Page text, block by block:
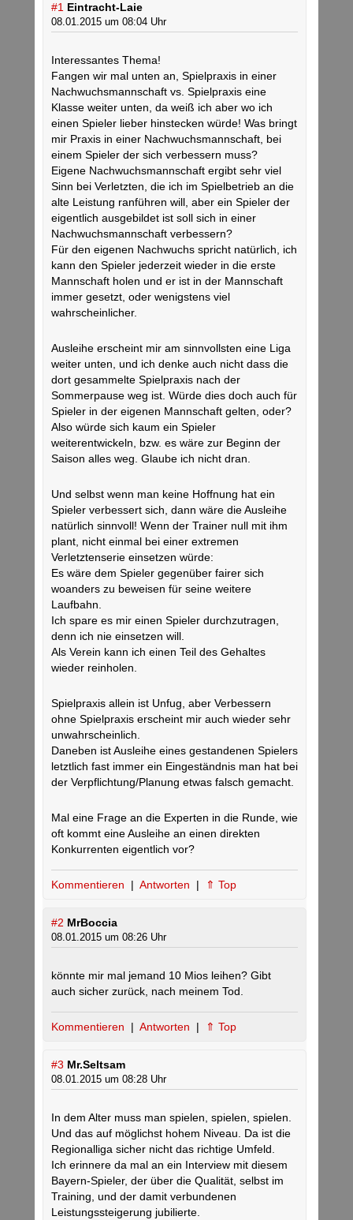
#1 Eintracht-Laie
08.01.2015 um 08:04 Uhr
Interessantes Thema!
Fangen wir mal unten an, Spielpraxis in einer
Nachwuchsmannschaft vs. Spielpraxis eine
Klasse weiter unten, da weiß ich aber wo ich
einen Spieler lieber hinstecken würde! Was bringt
mir Praxis in einer Nachwuchsmannschaft, bei
einem Spieler der sich verbessern muss?
Eigene Nachwuchsmannschaft ergibt sehr viel
Sinn bei Verletzten, die ich im Spielbetrieb an die
alte Leistung ranführen will, aber ein Spieler der
eigentlich ausgebildet ist soll sich in einer
Nachwuchsmannschaft verbessern?
Für den eigenen Nachwuchs spricht natürlich, ich
kann den Spieler jederzeit wieder in die erste
Mannschaft holen und er ist in der Mannschaft
immer gesetzt, oder wenigstens viel
wahrscheinlicher.
Ausleihe erscheint mir am sinnvollsten eine Liga
weiter unten, und ich denke auch nicht dass die
dort gesammelte Spielpraxis nach der
Sommerpause weg ist. Würde dies doch auch für
Spieler in der eigenen Mannschaft gelten, oder?
Also würde sich kaum ein Spieler
weiterentwickeln, bzw. es wäre zur Beginn der
Saison alles weg. Glaube ich nicht dran.
Und selbst wenn man keine Hoffnung hat ein
Spieler verbessert sich, dann wäre die Ausleihe
natürlich sinnvoll! Wenn der Trainer null mit ihm
plant, nicht einmal bei einer extremen
Verletztenserie einsetzen würde:
Es wäre dem Spieler gegenüber fairer sich
woanders zu beweisen für seine weitere
Laufbahn.
Ich spare es mir einen Spieler durchzutragen,
denn ich nie einsetzen will.
Als Verein kann ich einen Teil des Gehaltes
wieder reinholen.
Spielpraxis allein ist Unfug, aber Verbessern
ohne Spielpraxis erscheint mir auch wieder sehr
unwahrscheinlich.
Daneben ist Ausleihe eines gestandenen Spielers
letztlich fast immer ein Eingeständnis man hat bei
der Verpflichtung/Planung etwas falsch gemacht.
Mal eine Frage an die Experten in die Runde, wie
oft kommt eine Ausleihe an einen direkten
Konkurrenten eigentlich vor?
Kommentieren | Antworten | ⇑ Top
#2 MrBoccia
08.01.2015 um 08:26 Uhr
könnte mir mal jemand 10 Mios leihen? Gibt
auch sicher zurück, nach meinem Tod.
Kommentieren | Antworten | ⇑ Top
#3 Mr.Seltsam
08.01.2015 um 08:28 Uhr
In dem Alter muss man spielen, spielen, spielen.
Und das auf möglichst hohem Niveau. Da ist die
Regionalliga sicher nicht das richtige Umfeld.
Ich erinnere da mal an ein Interview mit diesem
Bayern-Spieler, der über die Qualität, selbst im
Training, und der damit verbundenen
Leistungssteigerung jubilierte.